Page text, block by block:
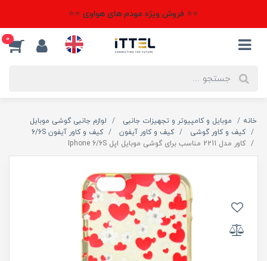
⭐⭐ فروش ویژه مودم های هواوی ⭐⭐
0
خانه موبایل و کامپیوتر و تجهیزات جانبی
لوازم جانبی گوشی موبایل
کیف و کاور گوشی
کیف و کاور آیفون
کیف و کاور آیفون 6/6S
کاور مدل 2211 مناسب برای گوشی موبایل اپل Iphone 6/6S